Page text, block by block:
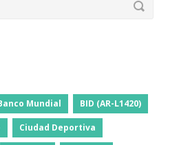
Mundial BID (AR-L1420)
Ciudad Deportiva